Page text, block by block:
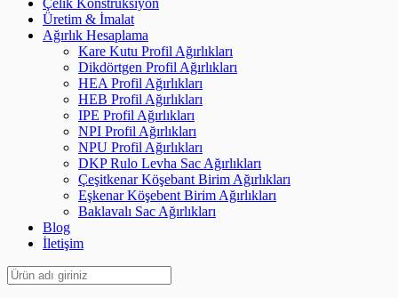
Çelik Konstrüksiyon
Üretim & İmalat
Ağırlık Hesaplama
Kare Kutu Profil Ağırlıkları
Dikdörtgen Profil Ağırlıkları
HEA Profil Ağırlıkları
HEB Profil Ağırlıkları
IPE Profil Ağırlıkları
NPI Profil Ağırlıkları
NPU Profil Ağırlıkları
DKP Rulo Levha Sac Ağırlıkları
Çeşitkenar Köşebant Birim Ağırlıkları
Eşkenar Köşebent Birim Ağırlıkları
Baklavalı Sac Ağırlıkları
Blog
İletişim